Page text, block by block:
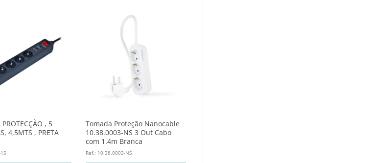
, 5
4,5MTS , PRETA
Tomada Proteção Nanocable
10.38.0003-NS 3 Out Cabo
com 1.4m Branca
Ref.: 10.38.0003-NS